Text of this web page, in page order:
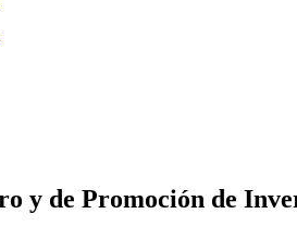
y de Promoción de